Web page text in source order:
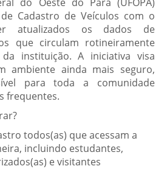
Cadastro de Veículos com o
atualizados os dados de
que circulam rotineiramente
da instituição. A iniciativa visa
ambiente ainda mais seguro,
para toda a comunidade
frequentes.
todos(as) que acessam a
incluindo estudantes,
e visitantes